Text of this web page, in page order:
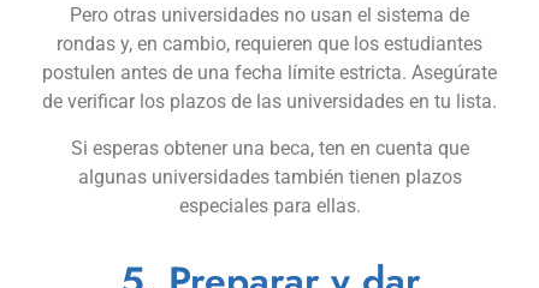
Pero otras universidades no usan el sistema de
rondas y, en cambio, requieren que los estudiantes
postulen antes de una fecha límite estricta. Asegúrate
de verificar los plazos de las universidades en tu lista.
Si esperas obtener una beca, ten en cuenta que
algunas universidades también tienen plazos
especiales para ellas.